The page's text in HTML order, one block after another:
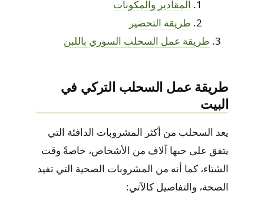
المقادير والمكونات
طريقة التحضير
طريقة عمل السحلب السوري باللبن
طريقة عمل السحلب التركي في
البيت
يعد السحلب من أكثر المشروبات الدافئة التي
يتفق على حبها آلاف من الأشخاص، خاصةً وقت
الشتاء، كما أنه من المشروبات الصحية التي تفيد
الصحة، والتفاصيل كالآتي: